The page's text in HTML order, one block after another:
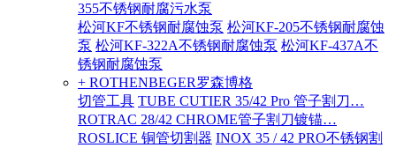
355不锈钢耐腐污水泵
松河KF不锈钢耐腐蚀泵 松河KF-205不锈钢耐腐蚀
泵 松河KF-322A不锈钢耐腐蚀泵 松河KF-437A不
锈钢耐腐蚀泵
+ ROTHENBEGER罗森博格
切管工具 TUBE CUTIER 35/42 Pro 管子割刀…
ROTRAC 28/42 CHROME管子割刀镀锚…
ROSLICE 铜管切割器 INOX 35 / 42 PRO不锈钢割